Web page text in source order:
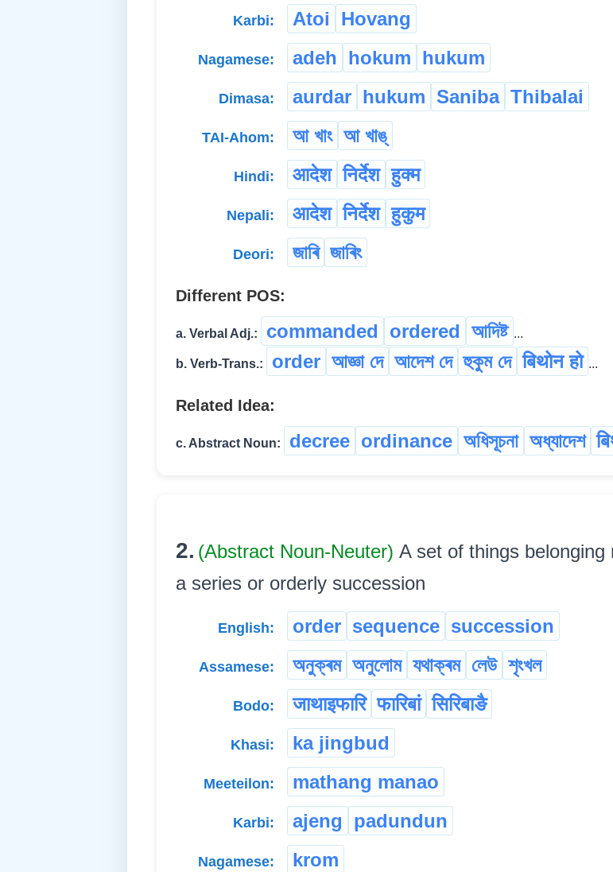
Karbi: Atoi Hovang
Nagamese: adeh hokum hukum
Dimasa: aurdar hukum Saniba Thibalai
TAI-Ahom: আ খাং আ খাঙ্
Hindi: आदेश निर्देश हुक्म
Nepali: आदेश निर्देश हुकुम
Deori: জাৰি জাৰিং
Different POS:
a. Verbal Adj.: commanded ordered আদিষ্ট ...
b. Verb-Trans.: order আজ্ঞা দে আদেশ দে হুকুম দে बिथोन हो ...
Related Idea:
c. Abstract Noun: decree ordinance অধিসূচনা অধ্যাদেশ
2. (Abstract Noun-Neuter) A set of things
a series or orderly succession
English: order sequence succession
Assamese: অনুক্ৰম অনুলোম যথাক্ৰম লেউ শৃংখল
Bodo: जाथाइफारि फारिबां सिरिबाङै
Khasi: ka jingbud
Meeteilon: mathang manao
Karbi: ajeng padundun
Nagamese: krom